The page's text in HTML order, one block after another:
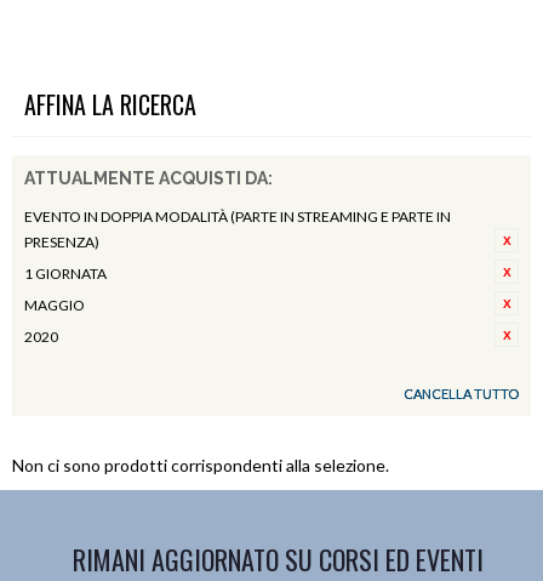
AFFINA LA RICERCA
ATTUALMENTE ACQUISTI DA:
EVENTO IN DOPPIA MODALITÀ (PARTE IN STREAMING E PARTE IN
PRESENZA)
1 GIORNATA
MAGGIO
2020
CANCELLA TUTTO
Non ci sono prodotti corrispondenti alla selezione.
RIMANI AGGIORNATO SU CORSI ED EVENTI